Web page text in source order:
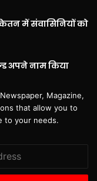
में संवासिनियों को
अपने नाम किया
Magazine,
that allow you to
to your needs.